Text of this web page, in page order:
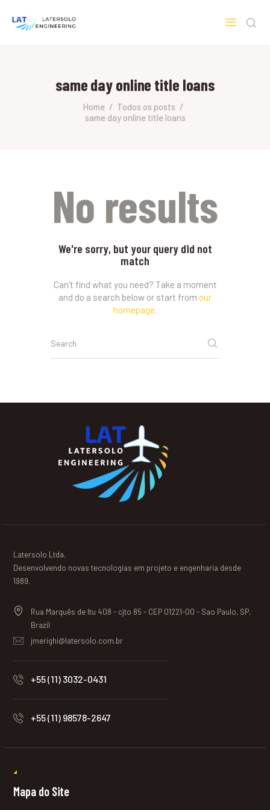
same day online title loans
Home
Todos os posts
same day online title loans
HOME
SOBRE A LATERSOLO
ENGINEERING
No results
We're sorry, but your query did not
match
Can't find what you need? Take a moment
and do a search below or start from our
homepage.
Latersolo Ltda.
Desenvolvendo novas tecnologias em projeto e engenharia desde
1989.
Rua Marquês de Itu 408 - cjto 85 - CEP 01221-00 - Sao Paulo, SP,
Brazil
jmerighi@latersolo.com.br
+55 (11) 3032-0431
+55 (11) 98578-2647
Mapa do Site